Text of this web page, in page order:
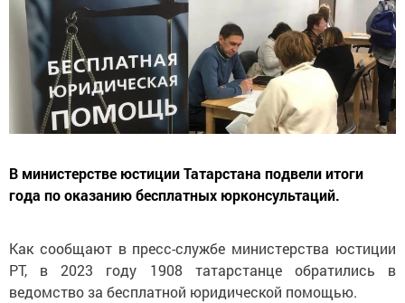
В министерстве юстиции Татарстана подвели итоги
года по оказанию бесплатных юрконсультаций.
Как сообщают в пресс-службе министерства юстиции
РТ, в 2023 году 1908 татарстанце обратились в
ведомство за бесплатной юридической помощью.